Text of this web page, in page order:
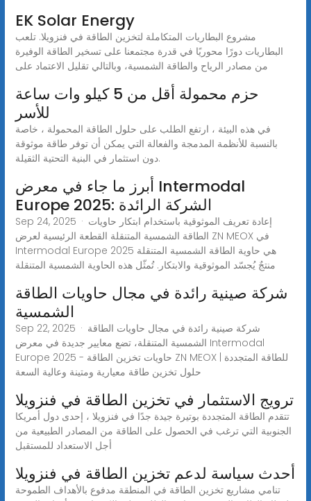
EK Solar Energy
مشروع البطاريات المتكاملة لتخزين الطاقة في فنزويلا. تلعب
البطاريات دورًا محوريًا في قدرة مجتمعنا على تسخير الطاقة الوفيرة
من مصادر الرياح والطاقة الشمسية، وبالتالي تقليل الاعتماد على
حزم محمولة أقل من 5 كيلو وات ساعة
للأسر
في هذه البيئة ، ارتفع الطلب على حلول الطاقة المحمولة ، خاصة
بالنسبة للأنظمة المدمجة والفعالة التي يمكن أن توفر طاقة موثوقة
دون استثمار في البنية التحتية الثقيلة.
أبرز ما جاء في معرض Intermodal
Europe 2025: الشركة الرائدة
Sep 24, 2025 · إعادة تعريف الموثوقية باستخدام ابتكار حاويات
الطاقة الشمسية المتنقلة القطعة الرئيسية لعرض ZN MEOX في
Intermodal Europe 2025 هي حاوية الطاقة الشمسية المتنقلة
منتجٌ يُجسّد الموثوقية والابتكار. تُمثّل هذه الحاوية الشمسية المتنقلة
شركة صينية رائدة في مجال حاويات الطاقة
الشمسية
Sep 22, 2025 · شركة صينية رائدة في مجال حاويات الطاقة
الشمسية المتنقلة، تضع معايير جديدة في معرض Intermodal
Europe 2025 - حاويات تخزين الطاقة ZN MEOX للطاقة المتجددة |
حلول تخزين طاقة معيارية ومتينة وعالية السعة
ترويج الاستثمار في تخزين الطاقة في فنزويلا
تتقدم الطاقة المتجددة بوتيرة جيدة جدًا في فنزويلا ، إحدى دول أمريكا
الجنوبية التي ترغب في الحصول على الطاقة من المصادر الطبيعية من
أجل الاستعداد للمستقبل
أحدث سياسة لدعم تخزين الطاقة في فنزويلا
تنامي مشاريع تخزين الطاقة في المنطقة مدفوع بالأهداف الطموحة